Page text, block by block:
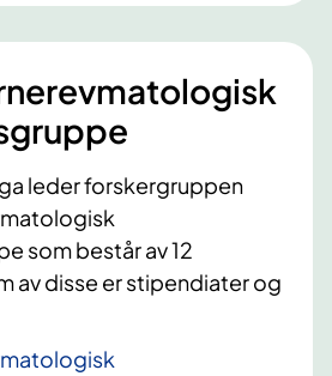
leder forskergruppen
som består av 12
av disse er stipendiater og